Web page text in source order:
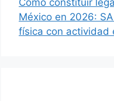
México en 2026:
física con actividad